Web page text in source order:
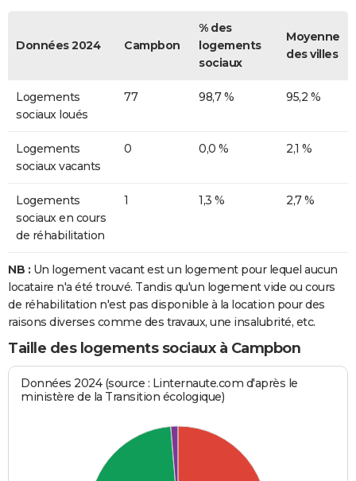
Données 2024 Campbon
% des
logements
sociaux
Moyenne
des villes
Logements
sociaux loués
77 98,7 % 95,2 %
Logements
sociaux vacants
0 0,0 % 2,1 %
Logements
sociaux en cours
de réhabilitation
1 1,3 % 2,7 %
NB : Un logement vacant est un logement pour lequel aucun
locataire n'a été trouvé. Tandis qu'un logement vide ou cours
de réhabilitation n'est pas disponible à la location pour des
raisons diverses comme des travaux, une insalubrité, etc.
Taille des logements sociaux à Campbon
Données 2024 (source : Linternaute.com d'après le
ministère de la Transition écologique)